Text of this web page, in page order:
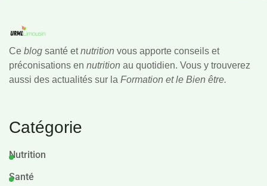
Ce blog santé etnutrition vous apporte conseils et
préconisations en nutrition au quotidien. Vous y trouverez
aussi des actualités sur la Formation et le Bien être.
Catégorie
Nutrition
Santé